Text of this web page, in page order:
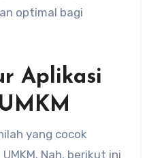
optimal bagi
Aplikasi
yang cocok
Nah, berikut ini